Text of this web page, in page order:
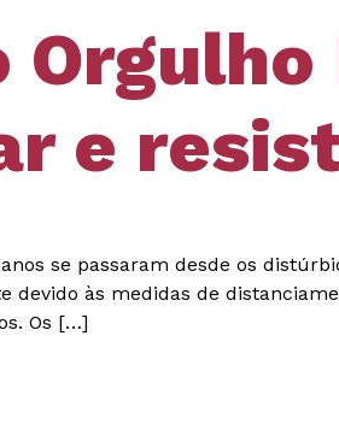
Orgulho
e
se passaram desde os
devido às medidas de
Os […]